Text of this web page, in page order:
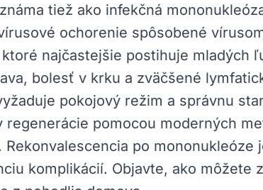
tiež ako infekčná
ochorenie spôsobené
najčastejšie postihuje mladých
bolesť v krku a zväčšené
pokojový režim a správnu
regenerácie pomocou moderných
Rekonvalescencia po mononukleóze
komplikácií. Objavte, ako môžete